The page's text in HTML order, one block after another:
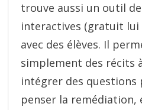
trouve aussi un outil
interactives (gratuit lui
avec des élèves. Il
simplement des récits
intégrer des questions
penser la remédiation,